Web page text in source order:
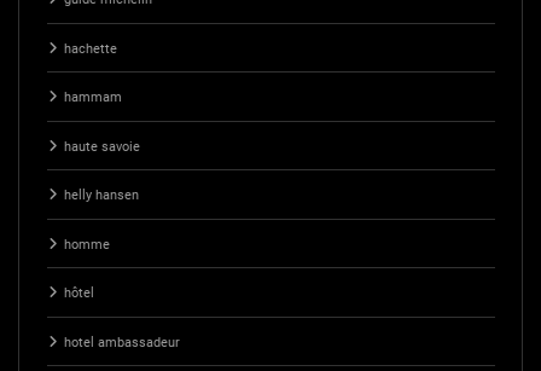
hachette
hammam
haute savoie
helly hansen
homme
hôtel
hotel ambassadeur